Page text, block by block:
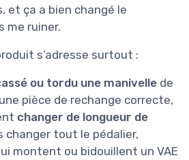
et ça a bien changé le
me ruiner.
s’adresse surtout :
ou tordu une manivelle de
pièce de rechange correcte,
changer de longueur de
changer tout le pédalier,
montent ou bidouillent un VAE